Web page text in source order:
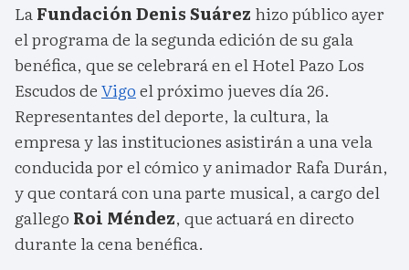
LaFundación Denis Suárez hizo público ayer
el programa de la segunda edición de su gala
benéfica, que se celebrará en el Hotel Pazo Los
Escudos deVigoel próximo jueves día 26.
Representantes del deporte, la cultura, la
empresa y las instituciones asistirán a una vela
conducida por el cómico y animador Rafa Durán,
y que contará con una parte musical, a cargo del
gallego Roi Méndez, que actuará en directo
durante la cena benéfica.